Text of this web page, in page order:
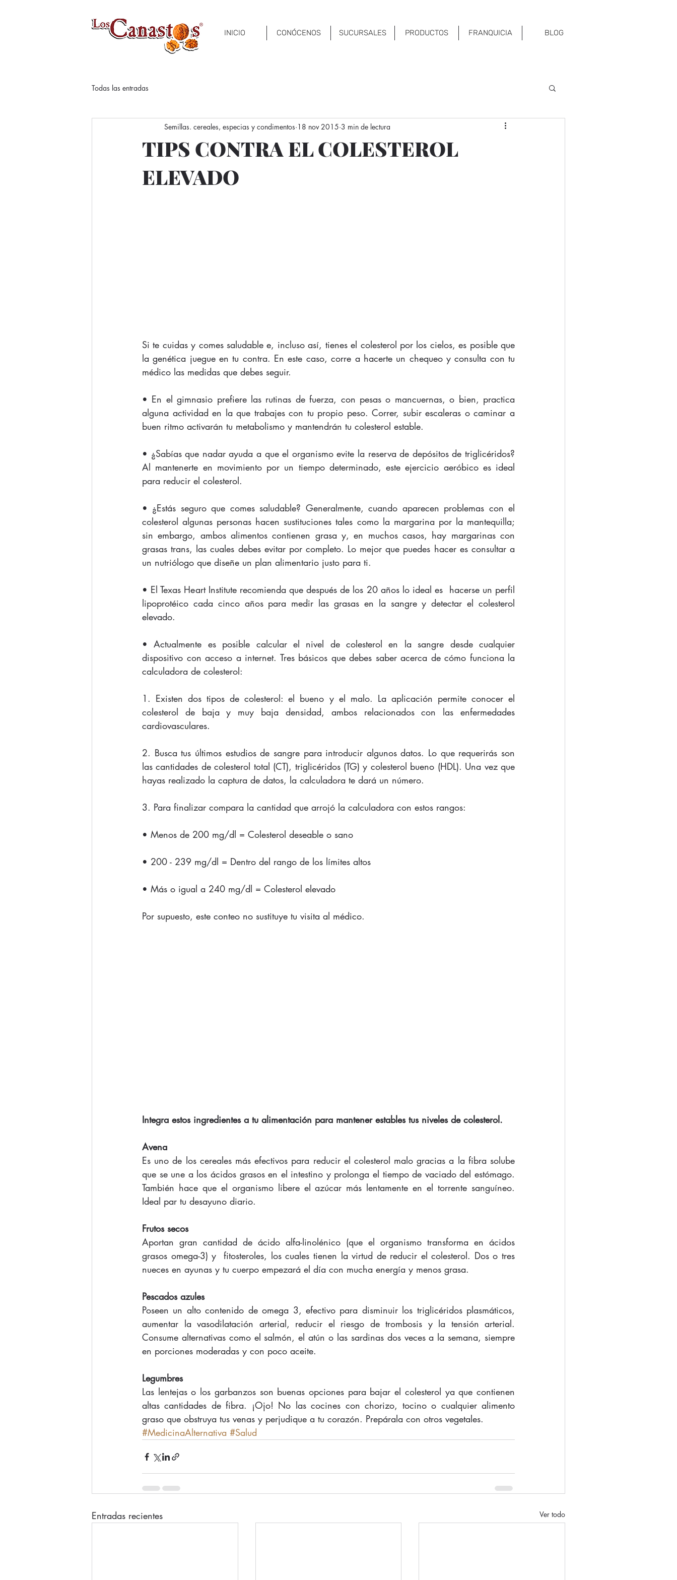
INICIO CONÓCENOS SUCURSALES PRODUCTOS FRANQUICIA BLOG
Todas las entradas
TIPS CONTRA EL COLESTEROL
ELEVADO
Semillas. cereales, especias y condimentos 18 nov 2015 3 min de lectura
Si te cuidas y comes saludable e, incluso así, tienes el colesterol por los cielos, es posible que
la genética juegue en tu contra. En este caso, corre a hacerte un chequeo y consulta con tu
médico las medidas que debes seguir.
• En el gimnasio prefiere las rutinas de fuerza, con pesas o mancuernas, o bien, practica
alguna actividad en la que trabajes con tu propio peso. Correr, subir escaleras o caminar a
buen ritmo activarán tu metabolismo y mantendrán tu colesterol estable.
• ¿Sabías que nadar ayuda a que el organismo evite la reserva de depósitos de triglicéridos?
Al mantenerte en movimiento por un tiempo determinado, este ejercicio aeróbico es ideal
para reducir el colesterol.
• ¿Estás seguro que comes saludable? Generalmente, cuando aparecen problemas con el
colesterol algunas personas hacen sustituciones tales como la margarina por la mantequilla;
sin embargo, ambos alimentos contienen grasa y, en muchos casos, hay margarinas con
grasas trans, las cuales debes evitar por completo. Lo mejor que puedes hacer es consultar a
un nutriólogo que diseñe un plan alimentario justo para ti.
• El Texas Heart Institute recomienda que después de los 20 años lo ideal es  hacerse un perfil
lipoprotéico cada cinco años para medir las grasas en la sangre y detectar el colesterol
elevado.
• Actualmente es posible calcular el nivel de colesterol en la sangre desde cualquier
dispositivo con acceso a internet. Tres básicos que debes saber acerca de cómo funciona la
calculadora de colesterol:
1. Existen dos tipos de colesterol: el bueno y el malo. La aplicación permite conocer el
colesterol de baja y muy baja densidad, ambos relacionados con las enfermedades
cardiovasculares.
2. Busca tus últimos estudios de sangre para introducir algunos datos. Lo que requerirás son
las cantidades de colesterol total (CT), triglicéridos (TG) y colesterol bueno (HDL). Una vez que
hayas realizado la captura de datos, la calculadora te dará un número.
3. Para finalizar compara la cantidad que arrojó la calculadora con estos rangos:
• Menos de 200 mg/dl = Colesterol deseable o sano
• 200 - 239 mg/dl = Dentro del rango de los límites altos
• Más o igual a 240 mg/dl = Colesterol elevado
Por supuesto, este conteo no sustituye tu visita al médico.
Integra estos ingredientes a tu alimentación para mantener estables tus niveles de colesterol.
Avena
Es uno de los cereales más efectivos para reducir el colesterol malo gracias a la fibra solube
que se une a los ácidos grasos en el intestino y prolonga el tiempo de vaciado del estómago.
También hace que el organismo libere el azúcar más lentamente en el torrente sanguíneo.
Ideal par tu desayuno diario.
Frutos secos
Aportan gran cantidad de ácido alfa-linolénico (que el organismo transforma en ácidos
grasos omega-3) y  fitosteroles, los cuales tienen la virtud de reducir el colesterol. Dos o tres
nueces en ayunas y tu cuerpo empezará el día con mucha energía y menos grasa.
Pescados azules
Poseen un alto contenido de omega 3, efectivo para disminuir los triglicéridos plasmáticos,
aumentar la vasodilatación arterial, reducir el riesgo de trombosis y la tensión arterial.
Consume alternativas como el salmón, el atún o las sardinas dos veces a la semana, siempre
en porciones moderadas y con poco aceite.
Legumbres
Las lentejas o los garbanzos son buenas opciones para bajar el colesterol ya que contienen
altas cantidades de fibra. ¡Ojo! No las cocines con chorizo, tocino o cualquier alimento
graso que obstruya tus venas y perjudique a tu corazón. Prepárala con otros vegetales.
#MedicinaAlternativa #Salud
Entradas recientes Ver todo